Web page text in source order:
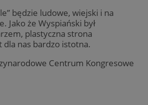
będzie ludowe, wiejski i na
Jako że Wyspiański był
plastyczna strona
dla nas bardzo istotna.
Centrum Kongresowe